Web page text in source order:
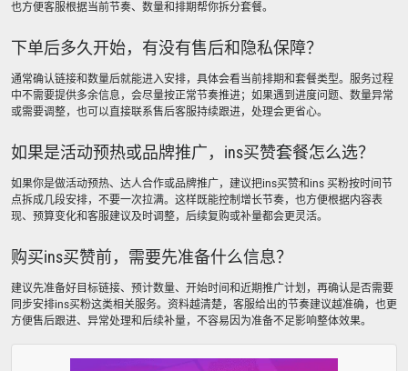
也方便客服根据当前节奏、数量和排期帮你拆分套餐。
下单后多久开始，有没有售后和隐私保障？
通常确认链接和数量后就能进入安排，具体会看当前排期和套餐类型。服务过程
中不需要提供多余信息，会尽量按正常节奏推进；如果遇到进度问题、数量异常
或需要调整，也可以直接联系售后客服持续跟进，处理会更省心。
如果是活动预热或品牌推广，ins买赞套餐怎么选？
如果你是做活动预热、达人合作或品牌推广，建议把ins买赞和ins 买粉按时间节
点拆成几段安排，不要一次拉满。这样既能控制增长节奏，也方便根据内容表
现、预算变化和客服建议及时调整，后续复购或补量都会更灵活。
购买ins买赞前，需要先准备什么信息？
建议先准备好目标链接、预计数量、开始时间和近期推广计划，再确认是否需要
同步安排ins买粉这类相关服务。资料越清楚，客服给出的节奏建议越准确，也更
方便售后跟进、异常处理和后续补量，不容易因为准备不足影响整体效果。